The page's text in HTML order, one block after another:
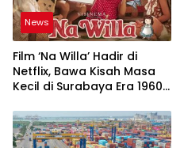
News
Film ‘Na Willa’ Hadir di
Netflix, Bawa Kisah Masa
Kecil di Surabaya Era 1960-